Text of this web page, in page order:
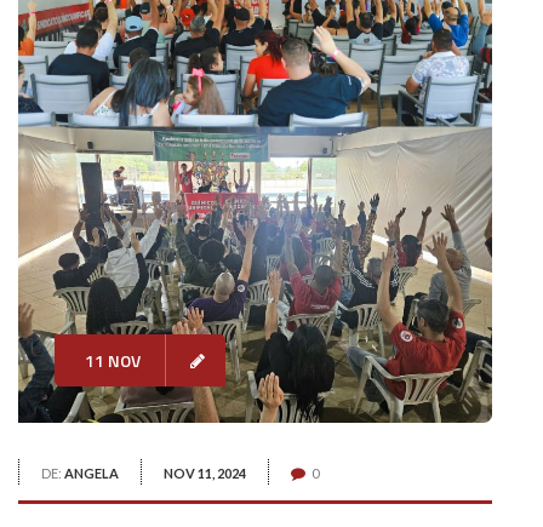
11 NOV
DE: ANGELA NOV 11, 2024 0